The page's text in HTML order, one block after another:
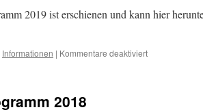
2019 ist erschienen und kann hier
Informationen | Kommentare deaktiviertfür
2018